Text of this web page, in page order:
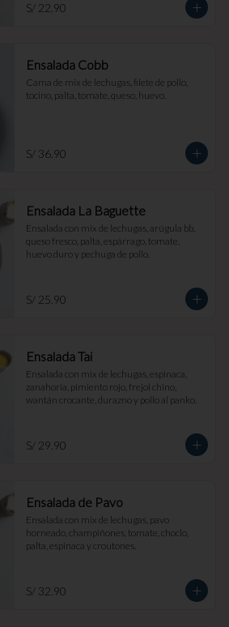
S/ 22.90
Ensalada Cobb
Cama de mix de lechugas, filete de pollo,
tocino, palta, tomate, queso, huevo.
S/ 36.90
Ensalada La Baguette
Ensalada con mix de lechugas, arúgula bb,
queso fresco, palta, espárrago, tomate,
huevo duro y pechuga de pollo.
S/ 25.90
Ensalada Tai
Ensalada con mix de lechugas, espinaca,
zanahoria, pimiento rojo, frejol chino,
wantán crocante, durazno y pollo al panko.
S/ 29.90
Ensalada de Pavo
Ensalada con mix de lechugas, pavo
horneado, champiñones, tomate, choclo,
palta, espinaca y croutones.
S/ 32.90